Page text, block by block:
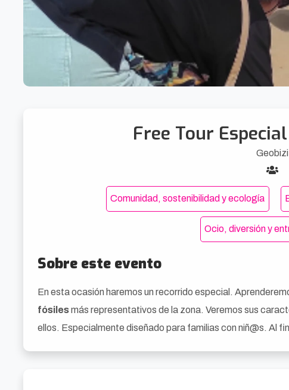
Free Tour
Geobizi
Comunidad, sostenibilidad y ecología
Ocio, diversión y
Sobre este evento
En esta ocasión haremos un recorrido especial.
fósilesmás representativos de la zona. Veremos sus
ellos. Especialmente diseñado para familias con niñ@s. Al